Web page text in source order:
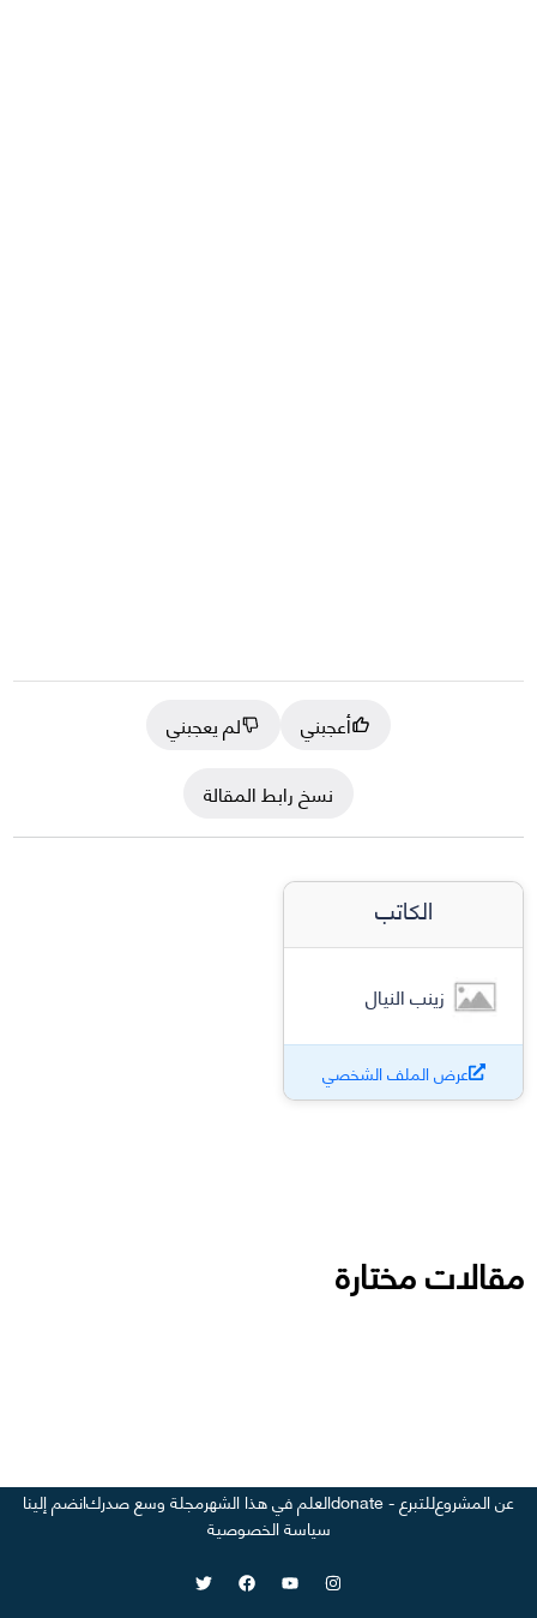
أعجبني
لم يعجبني
نسخ رابط المقالة
الكاتب
زينب النيال
عرض الملف الشخصي
مقالات مختارة
عن المشروعللتبرع - donate العلم في هذا الشهرمجلة وسع صدركانضم إلينا
سياسة الخصوصية